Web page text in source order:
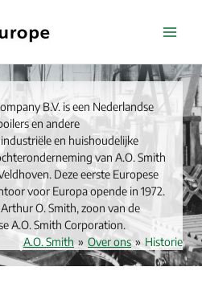
B.V. is een Nederlandse
en andere
en huishoudelijke
van A.O. Smith
Deze eerste Europese
voor Europa opende in 1972.
O. Smith, zoon van de
A.O. Smith Corporation.
A.O. Smith » Over ons » Historie